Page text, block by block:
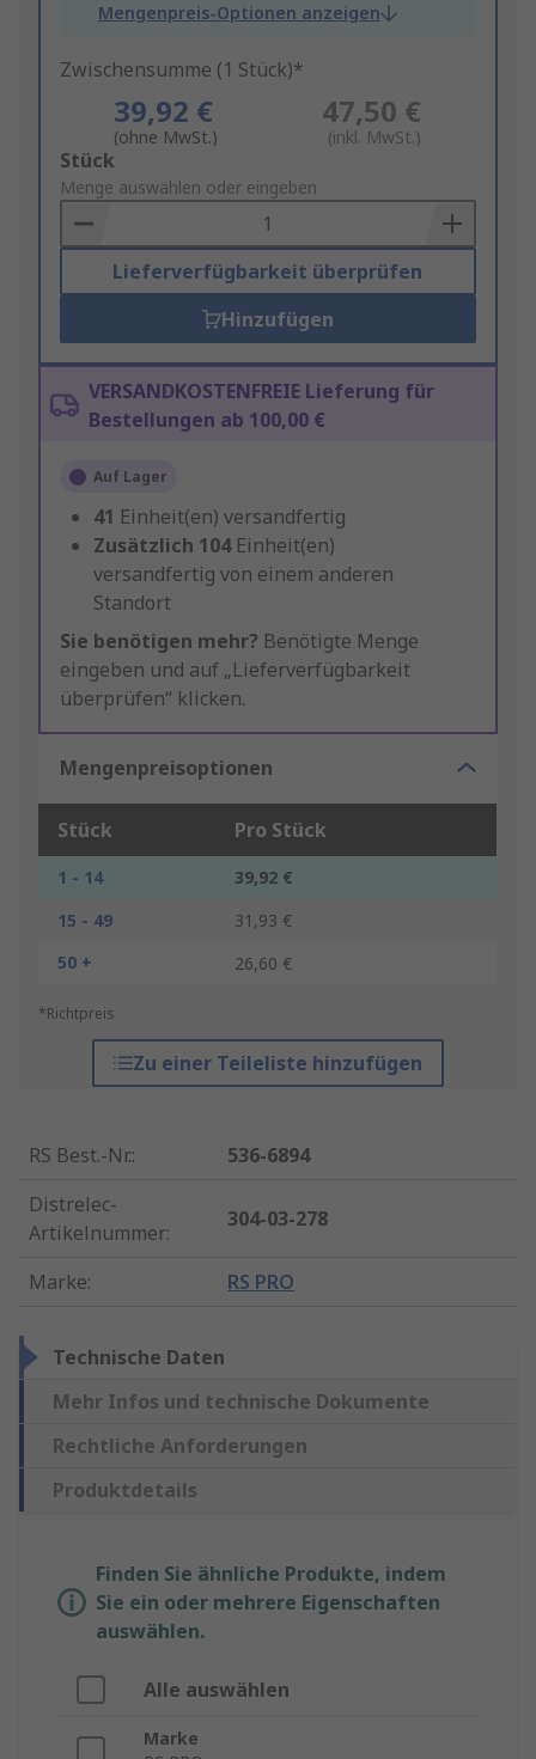
Mengenpreis-Optionen anzeigen
Zwischensumme (1 Stück)*
39,92 €
(ohne MwSt.)
47,50 €
(inkl. MwSt.)
Add
to
Basket
Stück
Menge auswählen oder eingeben
Lieferverfügbarkeit überprüfen
Hinzufügen
VERSANDKOSTENFREIE Lieferung für
Bestellungen ab 100,00 €
Auf Lager
41 Einheit(en) versandfertig
Zusätzlich 104 Einheit(en)
versandfertig von einem anderen
Standort
Sie benötigen mehr? Benötigte Menge
eingeben und auf „Lieferverfügbarkeit
überprüfen“ klicken.
Mengenpreisoptionen
Stück Pro Stück
1 - 14
39,92 €
15 - 49
31,93 €
50 +
26,60 €
*Richtpreis
Zu einer Teileliste hinzufügen
RS Best.-Nr.:
536-6894
Distrelec-
Artikelnummer:
304-03-278
Marke: RS PRO
Technische Daten
Mehr Infos und technische Dokumente
Rechtliche Anforderungen
Produktdetails
Finden Sie ähnliche Produkte, indem
Sie ein oder mehrere Eigenschaften
auswählen.
Alle auswählen
Marke